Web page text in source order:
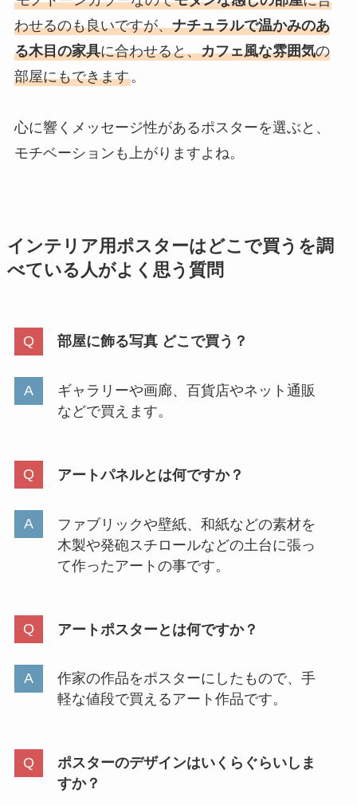
わせるのも良いですが、ナチュラルで温かみのあ
る木目の家具に合わせると、カフェ風な雰囲気の
部屋にもできます。
心に響くメッセージ性があるポスターを選ぶと、
モチベーションも上がりますよね。
インテリア用ポスターはどこで買うを調
べている人がよく思う質問
部屋に飾る写真 どこで買う？
ギャラリーや画廊、百貨店やネット通販
などで買えます。
アートパネルとは何ですか？
ファブリックや壁紙、和紙などの素材を
木製や発砲スチロールなどの土台に張っ
て作ったアートの事です。
アートポスターとは何ですか？
作家の作品をポスターにしたもので、手
軽な値段で買えるアート作品です。
ポスターのデザインはいくらぐらいしま
すか？